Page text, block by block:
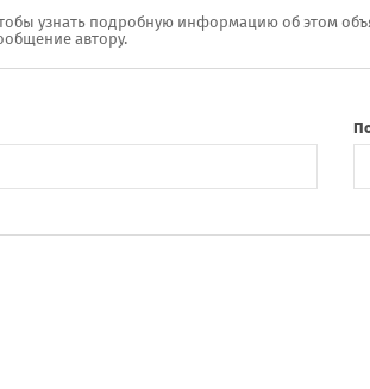
узнать подробную информацию об этом
автору.